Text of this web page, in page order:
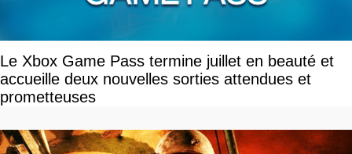
Le Xbox Game Pass termine juillet en beauté et
accueille deux nouvelles sorties attendues et
prometteuses